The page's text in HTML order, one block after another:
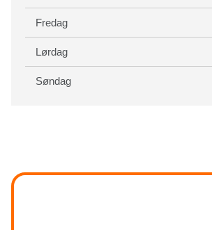
Fredag
Lørdag
Søndag